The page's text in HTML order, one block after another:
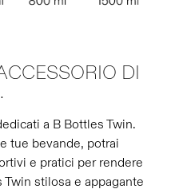
DI
a B Bottles Twin.
tue bevande, potrai
e pratici per rendere
stilosa e appagante